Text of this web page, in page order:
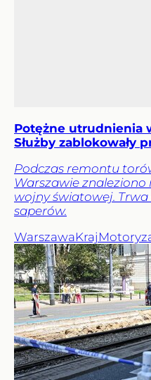
Potężne utrudnienia
Służby zablokowały
Podczas remontu
Warszawie znaleziono
wojny światowej.
saperów.
WarszawaKraj